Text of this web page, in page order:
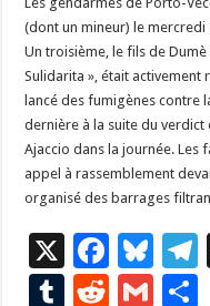
(dont un mineur) le mercredi
Un troisième, le fils de Dumè
Sulidarita », était activement
lancé des fumigènes contre
dernière à la suite du verdict
Ajaccio dans la journée. Les
appel à rassemblement
organisé des barrages
X
F
ac
Bl
u
T
R
G